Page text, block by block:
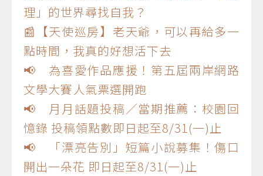
理」的世界尋找自我？
📰【天使巡房】老天爺，可以再給多一
點時間，我真的好想活下去
📢 為喜愛作品應援！第五屆兩岸網路
文學大賽人氣票選開跑
📢 月月話題投稿／當期推薦：校園回
憶錄 投稿領點數即日起至8/31(一)止
📢 「漂亮告別」短篇小說募集！傷口
開出一朵花 即日起至8/31(一)止